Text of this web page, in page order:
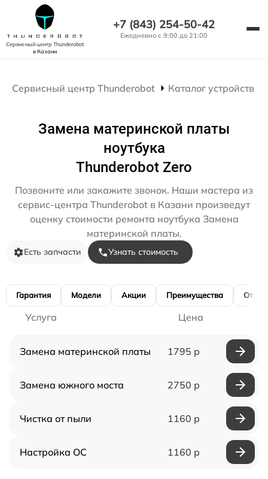
Сервисный центр Thunderobot
в Казани
+7 (843) 254-50-42
Ежедневно с 9:00 до 21:00
Сервисный центр Thunderobot Каталог устройств
Замена материнской платы
ноутбука
Thunderobot Zero
Позвоните или закажите звонок. Наши мастера из
сервис-центра Thunderobot в Казани произведут
оценку стоимости ремонта ноутбука Замена
материнской платы.
Есть запчасти Узнать стоимость
Гарантия Модели Акции Преимущества
Услуга Цена
Замена материнской платы 1795 р
Замена южного моста 2750 р
Чистка от пыли 1160 р
Настройка ОС 1160 р